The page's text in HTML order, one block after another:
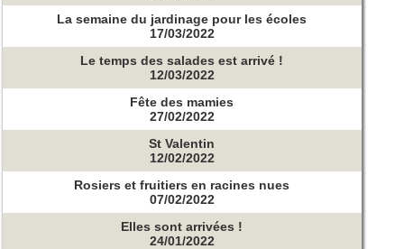
La semaine du jardinage pour les écoles
17/03/2022
Le temps des salades est arrivé !
12/03/2022
Fête des mamies
27/02/2022
St Valentin
12/02/2022
Rosiers et fruitiers en racines nues
07/02/2022
Elles sont arrivées !
24/01/2022